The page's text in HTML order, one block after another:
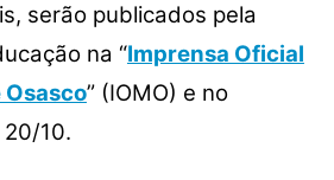
serão publicados pela
na “Imprensa Oficial
” (IOMO) e no
10.